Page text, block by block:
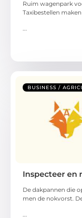
Ruim wagenpark
Taxibestellen
BUSINESS /
Inspecteer en
De dakpannen die
men de nokvorst.